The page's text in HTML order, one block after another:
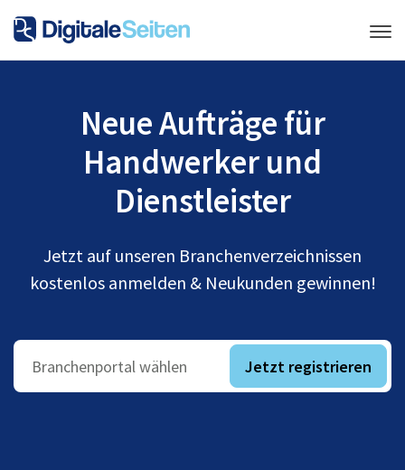
Neue Aufträge für
Handwerker und
Dienstleister
Jetzt auf unseren Branchenverzeichnissen
kostenlos anmelden & Neukunden gewinnen!
Branchenportal wählen Jetzt registrieren